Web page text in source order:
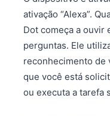
ativação “Alexa”.
Dot começa a ouvir
perguntas. Ele
reconhecimento de
que você está
ou executa a tarefa